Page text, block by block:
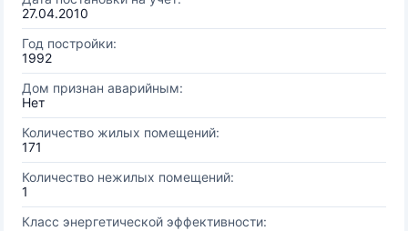
27.04.2010
Год постройки:
1992
Дом признан аварийным:
Нет
Количество жилых помещений:
171
Количество нежилых помещений:
1
Класс энергетической эффективности: